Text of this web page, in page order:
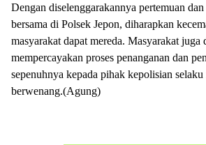
Dengan diselenggarakannya pertemuan
bersama di Polsek Jepon, diharapkan
masyarakat dapat mereda. Masyarakat juga
mempercayakan proses penanganan dan
sepenuhnya kepada pihak kepolisian
berwenang.(Agung)